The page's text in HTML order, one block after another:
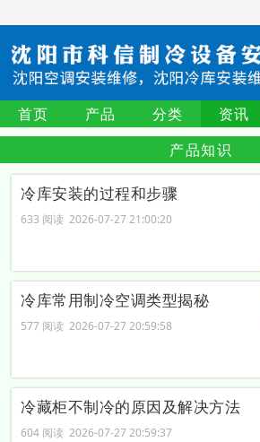
首页 产品 分类 资讯
产品知识
冷库安装的过程和步骤
633 阅读 2026-07-27 21:00:20
冷库常用制冷空调类型揭秘
577 阅读 2026-07-27 20:59:58
冷藏柜不制冷的原因及解决方法
604 阅读 2026-07-27 20:59:37